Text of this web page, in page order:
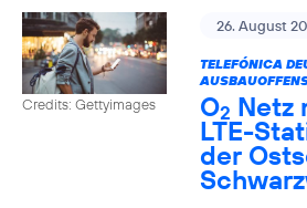
Credits: Gettyimages
26. August
TELEFÓNICA
O2 Netz
LTE-
der